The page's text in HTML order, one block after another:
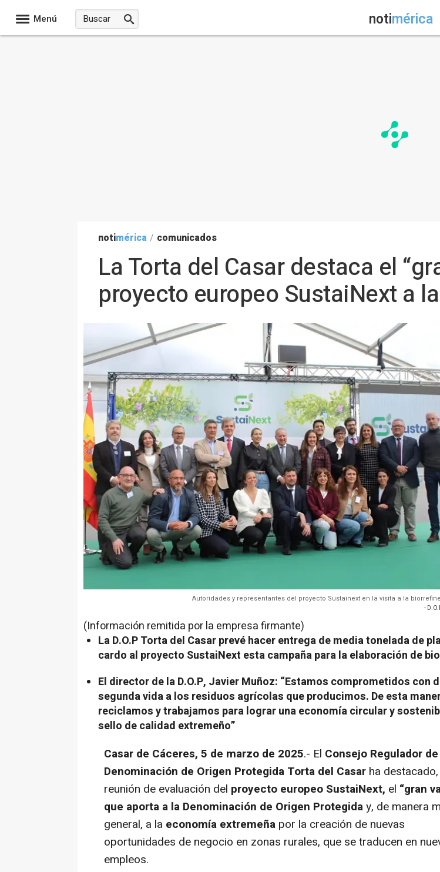
Menú notimérica
notimérica / comunicados
La Torta del Casar destaca el
proyecto europeo SustaiNext a
Autoridades y representantes del proyecto Sustainext en la visita a la
-
(Información remitida por la empresa firmante)
La D.O.P Torta del Casar prevé hacer entrega de media tonelada de
cardo al proyecto SustaiNext esta campaña para la elaboración de
El director de la D.O.P, Javier Muñoz: “Estamos comprometidos con
segunda vida a los residuos agrícolas que producimos. De esta
reciclamos y trabajamos para lograr una economía circular y
sello de calidad extremeño”
Casar de Cáceres, 5 de marzo de 2025.- El Consejo Regulador
Denominación de Origen Protegida Torta del Casar ha
reunión de evaluación del proyecto europeo SustaiNext, el “gran
que aporta a la Denominación de Origen Protegiday, de manera
general, a la economía extremeña por la creación de nuevas
oportunidades de negocio en zonas rurales, que se traducen en
empleos.